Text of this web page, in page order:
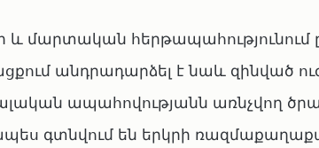
մարտական հերթապահությունում
անդրադարձել է նաև զինված
ապահովությանն առնչվող
գտնվում են երկրի